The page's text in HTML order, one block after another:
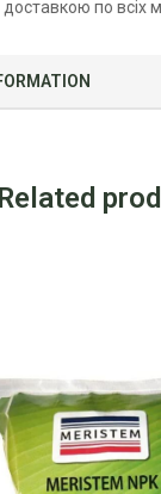
по всіх
Related